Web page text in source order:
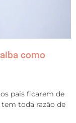
como
pais ficarem de
toda razão de